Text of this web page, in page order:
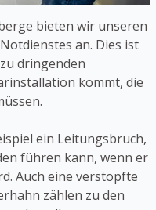
bieten wir unseren
an. Dies ist
dringenden
kommt, die
ein Leitungsbruch,
führen kann, wenn er
Auch eine verstopfte
zählen zu den